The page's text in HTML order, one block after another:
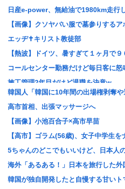
日産e-power、無給油で1980km走行
【画像】クソヤバい服で墓参りする
エッヂ✝️キリスト教徒部
【熱波】ドイツ、暑すぎて１ヶ月で
コールセンター勤務だけど毎日客に
施工管理2年目だけど退職を決意w
女「43億円注文して………キャンセル
米農家「60kg作って1万8000円…コス
3大もらって困るもの「釣った魚」「
【画像】 松屋、食器の仕分けまでセ
GACKTや小沢仁志の「セリフが聞き
【参政党】神谷代表、食料品の消費
【速報】NHK職員が番組出演者から性
韓国人「韓国に10年間の出場権剥奪
高市首相、出張マッサージへ
【画像】小池百合子×高市早苗
【高市】ゴラム(56歳)、女子中学生
5ちゃんのどこでもいいけど、日本人
海外「あるある！」日本を旅行した
韓国が独自開発したと自慢する甘い